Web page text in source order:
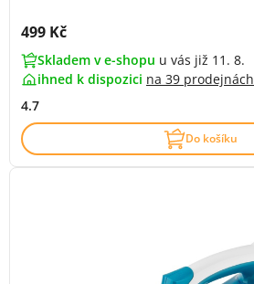
Cena s DPH:
499 Kč
Skladem v e-shopu u vás již 11. 8.
ihned k dispozici na 39 prodejnách
4.7
Do košíku